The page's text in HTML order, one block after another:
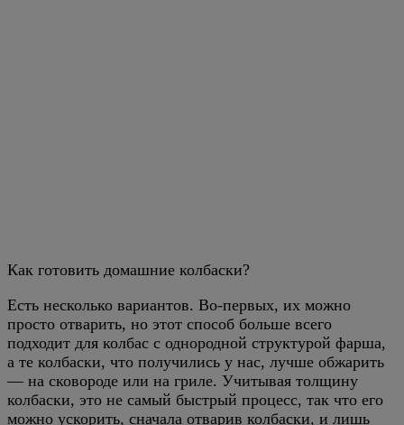
Как готовить домашние колбаски?
Есть несколько вариантов. Во-первых, их можно
просто отварить, но этот способ больше всего
подходит для колбас с однородной структурой фарша,
а те колбаски, что получились у нас, лучше обжарить
— на сковороде или на гриле. Учитывая толщину
колбаски, это не самый быстрый процесс, так что его
можно ускорить, сначала отварив колбаски, и лишь